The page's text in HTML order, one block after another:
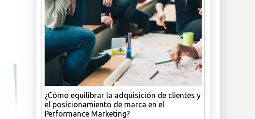
¿Cómo equilibrar la adquisición de clientes y
el posicionamiento de marca en el
Performance Marketing?